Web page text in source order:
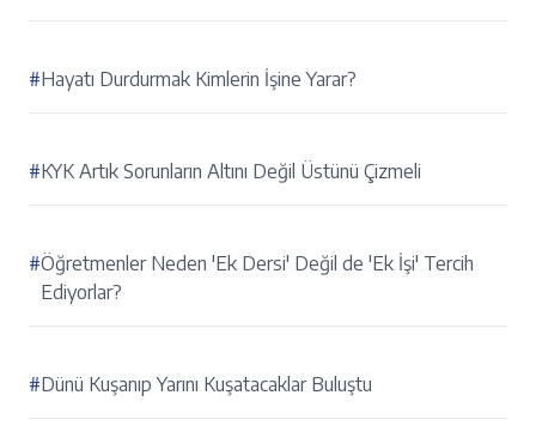
#Hayatı Durdurmak Kimlerin İşine Yarar?
#KYK Artık Sorunların Altını Değil Üstünü Çizmeli
#Öğretmenler Neden 'Ek Dersi' Değil de 'Ek İşi' Tercih
Ediyorlar?
#Dünü Kuşanıp Yarını Kuşatacaklar Buluştu